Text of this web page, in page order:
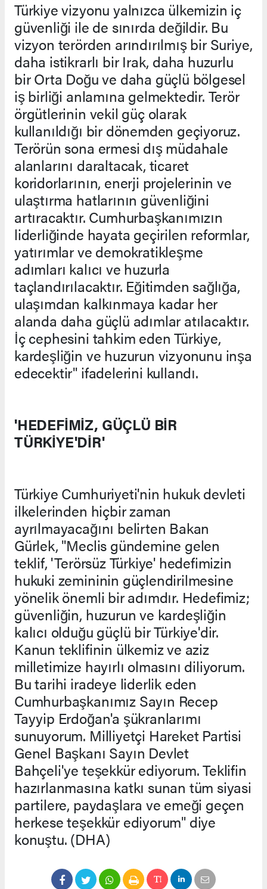
Türkiye vizyonu yalnızca ülkemizin iç
güvenliği ile de sınırda değildir. Bu
vizyon terörden arındırılmış bir Suriye,
daha istikrarlı bir Irak, daha huzurlu
bir Orta Doğu ve daha güçlü bölgesel
iş birliği anlamına gelmektedir. Terör
örgütlerinin vekil güç olarak
kullanıldığı bir dönemden geçiyoruz.
Terörün sona ermesi dış müdahale
alanlarını daraltacak, ticaret
koridorlarının, enerji projelerinin ve
ulaştırma hatlarının güvenliğini
artıracaktır. Cumhurbaşkanımızın
liderliğinde hayata geçirilen reformlar,
yatırımlar ve demokratikleşme
adımları kalıcı ve huzurla
taçlandırılacaktır. Eğitimden sağlığa,
ulaşımdan kalkınmaya kadar her
alanda daha güçlü adımlar atılacaktır.
İç cephesini tahkim eden Türkiye,
kardeşliğin ve huzurun vizyonunu inşa
edecektir" ifadelerini kullandı.
'HEDEFİMİZ, GÜÇLÜ BİR
TÜRKİYE'DİR'
Türkiye Cumhuriyeti'nin hukuk devleti
ilkelerinden hiçbir zaman
ayrılmayacağını belirten Bakan
Gürlek, "Meclis gündemine gelen
teklif, 'Terörsüz Türkiye' hedefimizin
hukuki zemininin güçlendirilmesine
yönelik önemli bir adımdır. Hedefimiz;
güvenliğin, huzurun ve kardeşliğin
kalıcı olduğu güçlü bir Türkiye'dir.
Kanun teklifinin ülkemiz ve aziz
milletimize hayırlı olmasını diliyorum.
Bu tarihi iradeye liderlik eden
Cumhurbaşkanımız Sayın Recep
Tayyip Erdoğan'a şükranlarımı
sunuyorum. Milliyetçi Hareket Partisi
Genel Başkanı Sayın Devlet
Bahçeli'ye teşekkür ediyorum. Teklifin
hazırlanmasına katkı sunan tüm siyasi
partilere, paydaşlara ve emeği geçen
herkese teşekkür ediyorum" diye
konuştu. (DHA)